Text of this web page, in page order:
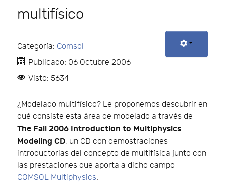
multifísico
Categoría: Comsol
Publicado: 06 Octubre 2006
Visto: 5634
¿Modelado multifísico? Le proponemos descubrir en
qué consiste esta área de modelado a través de
The Fall 2006 Introduction to Multiphysics
Modeling CD, un CD con demostraciones
introductorias del concepto de multifísica junto con
las prestaciones que aporta a dicho campo
COMSOL Multiphysics.